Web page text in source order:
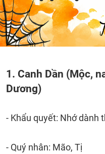
1. Canh Dần (Mộc,
Dương)
- Khẩu quyết: Nhớ dành
- Quý nhân: Mão, Tị